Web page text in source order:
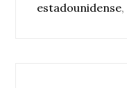
estadounidense,